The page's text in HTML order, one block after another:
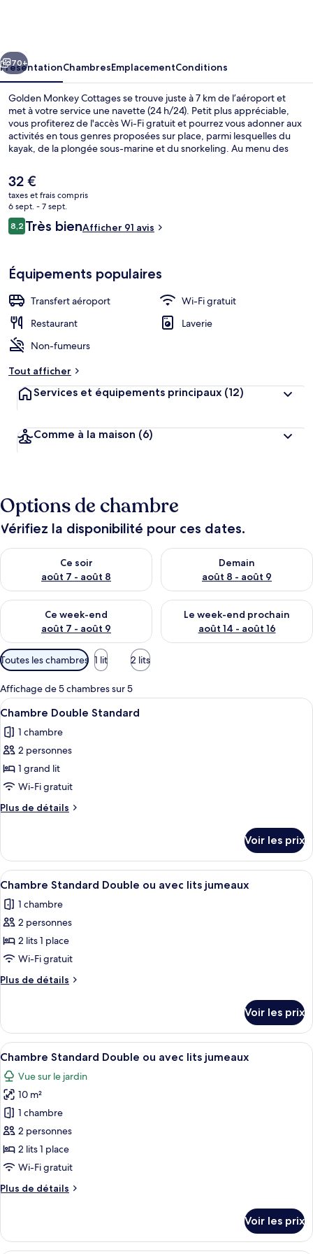
Suivant
70+
PrésentationChambresEmplacementConditions
Golden Monkey Cottages se trouve juste à 7 km de l’aéroport et
met à votre service une navette (24 h/24). Petit plus appréciable,
vous profiterez de l'accès Wi-Fi gratuit et pourrez vous adonner aux
activités en tous genres proposées sur place, parmi lesquelles du
kayak, de la plongée sous-marine et du snorkeling. Au menu des
Sympa non ?
Le
prix
actuel
est
de
32 €
taxes et frais compris
6 sept. - 7 sept.
Avis
voyageurs
8,28,2 sur 10
Très bienAfficher 91 avis
Équipements populaires
Transfert aéroport
Wi-Fi gratuit
Restaurant
Laverie
Non-fumeurs
Tout afficher
Services et équipements principaux (12)
Comme à la maison (6)
Options de chambre
Vérifiez la disponibilité pour ces dates.
Ce soir
août 7 - août 8
Vérifier la disponibilité pour ce soir août 7 - août 8
Demain
août 8 - août 9
Vérifier la disponibilité pour
Ce week-end
août 7 - août 9
Vérifier la disponibilité pour ce week-end août 7 - août 9
Le week-end prochain
août 14 - août 16
Vérifier la disponibilité pour
Filtres
disponibles
pour
les
chambres
Toutes les chambres 1 lit 2 lits
Affichage de 5 chambres sur 5
Afficher
toutes
les
photos
pour
ce
type
de
Chambre
Double
Standard
Un lit avec un cadre en bois, deux
1
Chambre Double Standard
1 chambre
2 personnes
1 grand lit
Wi-Fi gratuit
Plus de détails
Plus
le
type
de
Chambre
Double
Voir les prix
Afficher
toutes
les
photos
pour
ce
type
de
Chambre
Standard
Double
ou
avec
lits
jumeaux
Une petite pièce comprenant un lit,
1
Chambre Standard Double ou avec lits jumeaux
1 chambre
2 personnes
2 lits 1 place
Wi-Fi gratuit
Plus de détails
Plus
le
type
de
chambre
Chambre
Standard
Double
ou
avec
lits
jumeaux
Voir les prix
Afficher
toutes
les
photos
pour
ce
type
de
chambre :
Chambre
ou
Un lit avec une literie blanche, une
1
Chambre Standard Double ou avec lits jumeaux
Vue sur le jardin
10 m²
1 chambre
2 personnes
2 lits 1 place
Wi-Fi gratuit
Plus de détails
Plus
le
type
Voir les prix